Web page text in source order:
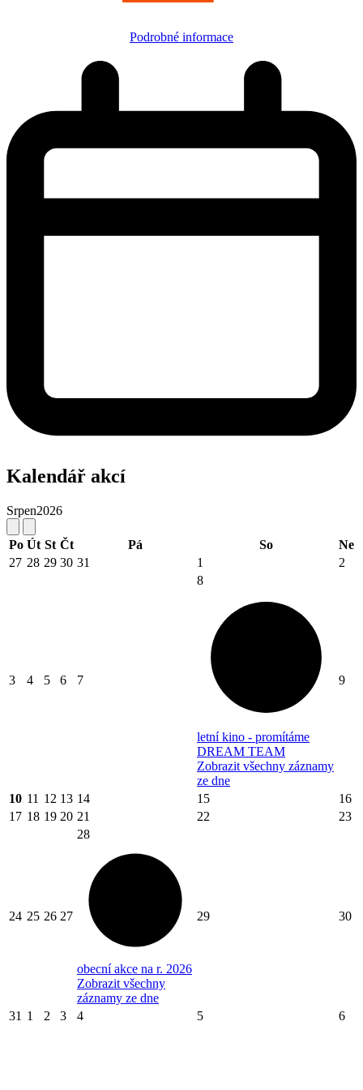
Podrobné informace
Kalendář akcí
Srpen2026
Po Út St Čt Pá So
Ne
27 28 29 30 31 1 2
3 4 5 6 7
8
letní kino - promítáme
DREAM TEAM
Zobrazit všechny záznamy
ze dne
9
10 11 12 13 14 15
16
17 18 19 20 21 22 23
24 25 26 27
28
obecní akce na r. 2026
Zobrazit všechny
záznamy ze dne
29 30
31 1 2 3 4 5 6